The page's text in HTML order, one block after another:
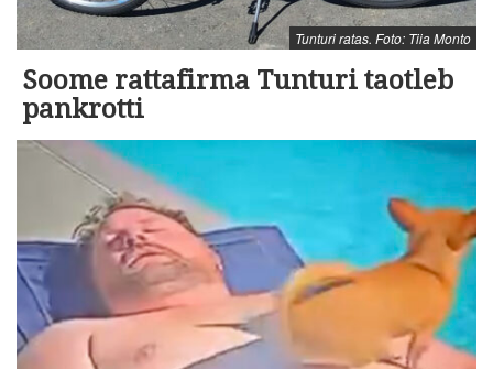
Tunturi ratas. Foto: Tiia Monto
Soome rattafirma Tunturi taotleb
pankrotti